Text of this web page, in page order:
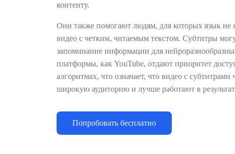
контенту.
Они также помогают людям, для которых язык не
видео с четким, читаемым текстом. Субтитры
запоминание информации для
платформы, как YouTube, отдают приоритет
алгоритмах, что означает, что видео с субтитрами
широкую аудиторию и лучше работают в
Попробовать бесплатно